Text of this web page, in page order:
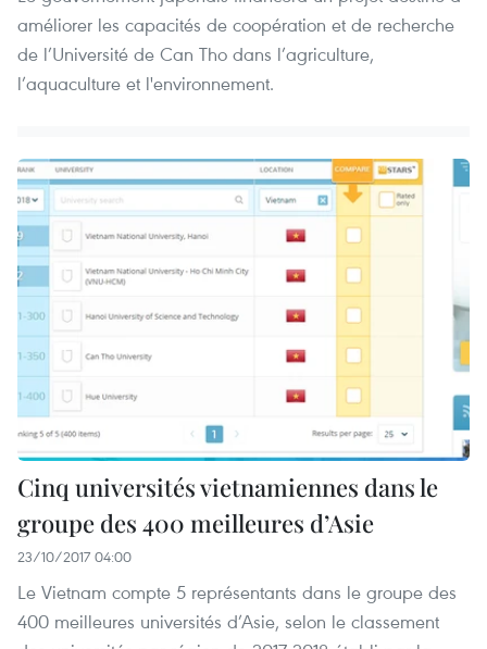
améliorer les capacités de coopération et de recherche
de l’Université de Can Tho dans l’agriculture,
l’aquaculture et l'environnement.
Cinq universités vietnamiennes dans le
groupe des 400 meilleures d’Asie
23/10/2017 04:00
Le Vietnam compte 5 représentants dans le groupe des
400 meilleures universités d’Asie, selon le classement